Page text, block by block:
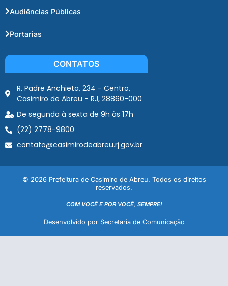
Audiências Públicas
Portarias
CONTATOS
R. Padre Anchieta, 234 - Centro,
Casimiro de Abreu - RJ, 28860-000
De segunda à sexta de 9h às 17h
(22) 2778-9800
contato@casimirodeabreu.rj.gov.br
© 2026 Prefeitura de Casimiro de Abreu. Todos os direitos
reservados.
COM VOCÊ E POR VOCÊ, SEMPRE!
Desenvolvido por Secretaria de Comunicação